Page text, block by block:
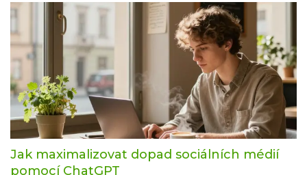
Jak maximalizovat dopad sociálních médií
pomocí ChatGPT